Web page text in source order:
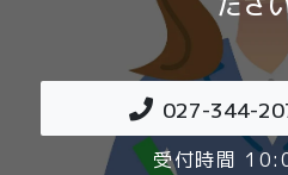
027-344-
受付時間